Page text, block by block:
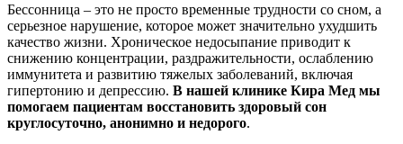
Бессонница – это не просто временные трудности со сном, а
серьезное нарушение, которое может значительно ухудшить
качество жизни. Хроническое недосыпание приводит к
снижению концентрации, раздражительности, ослаблению
иммунитета и развитию тяжелых заболеваний, включая
гипертонию и депрессию. В нашей клинике Кира Мед мы
помогаем пациентам восстановить здоровый сон
круглосуточно, анонимно и недорого.